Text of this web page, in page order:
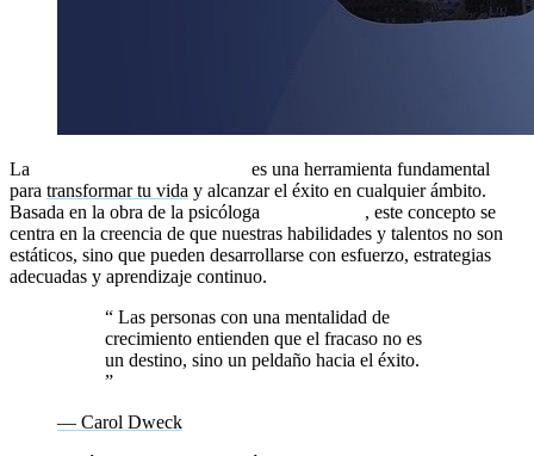
La
es una herramienta fundamental
para transformar tu vida y alcanzar el éxito en cualquier ámbito.
Basada en la obra de la psicóloga
, este concepto se
centra en la creencia de que nuestras habilidades y talentos no son
estáticos, sino que pueden desarrollarse con esfuerzo, estrategias
adecuadas y aprendizaje continuo.
“ Las personas con una mentalidad de
crecimiento entienden que el fracaso no es
un destino, sino un peldaño hacia el éxito.
”
— Carol Dweck